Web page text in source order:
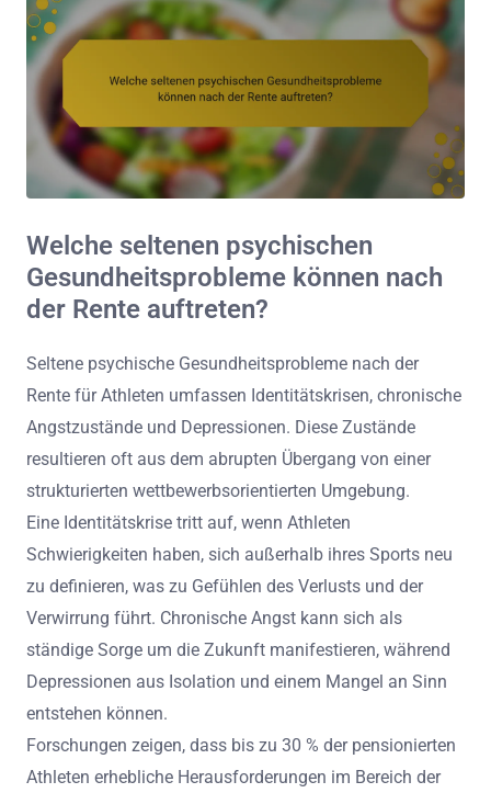
Welche seltenen psychischen
Gesundheitsprobleme können nach
der Rente auftreten?
Seltene psychische Gesundheitsprobleme nach der
Rente für Athleten umfassen Identitätskrisen, chronische
Angstzustände und Depressionen. Diese Zustände
resultieren oft aus dem abrupten Übergang von einer
strukturierten wettbewerbsorientierten Umgebung.
Eine Identitätskrise tritt auf, wenn Athleten
Schwierigkeiten haben, sich außerhalb ihres Sports neu
zu definieren, was zu Gefühlen des Verlusts und der
Verwirrung führt. Chronische Angst kann sich als
ständige Sorge um die Zukunft manifestieren, während
Depressionen aus Isolation und einem Mangel an Sinn
entstehen können.
Forschungen zeigen, dass bis zu 30 % der pensionierten
Athleten erhebliche Herausforderungen im Bereich der